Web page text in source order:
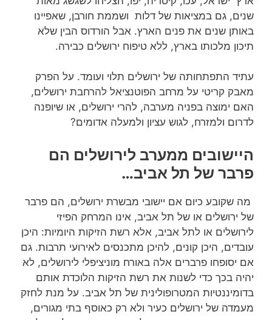
שנים, גם במציאות של דלות ושממת חורבן, שאפיינו
באותן שנים את פנים הארץ. אבל הורדוס הבין שלא
תיכון מלכותו בארץ, ללא טיפוח ירושלים כבירה.
עתיד התפתחותה של ירושלים תלוי ועומד. על הפרק
מאבק קריטי על מרחב הפוטנציאל להרחבת ירושלים,
האם ימוצה בפניה מערבה, להרי ירושלים, או שיופנה
לדרום ולמזרח, לגוש עציון ולמעלה אדומים?
היישובים ממערב לירושלים הם
פרבר של תל אביב…
מה שקובע כיום אם יישובי מבשרת ירושלים, הם פרבר
של ירושלים או של תל אביב, אינו המרחק הפיזי
לירושלים או לתל אביב, אלא רשת הזיקות היומיות: היכן
עובדים, היכן קונים, להיכן מתכנסים לאירועי תרבות. גם
אם יסופחו פרברים אלה באורח מוניציפלי לירושלים, לא
יהיה בכך כדי לשנות את רשת הזיקות הלוכדת אותם
בדומיננטיות המטרופולינית של תל אביב. על מנת לחזק
מעמדה של ירושלים כעיר ולא רק כאוסף בתי מגורים,